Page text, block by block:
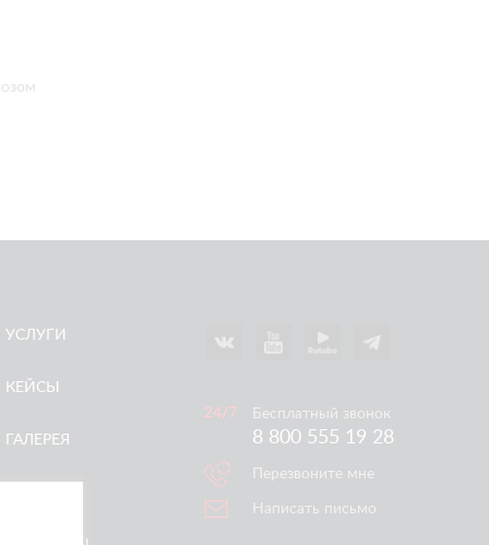
УСЛУГИ
КЕЙСЫ
ГАЛЕРЕЯ
Бесплатный звонок
8 800 555 19 28
Перезвоните мне
Написать письмо